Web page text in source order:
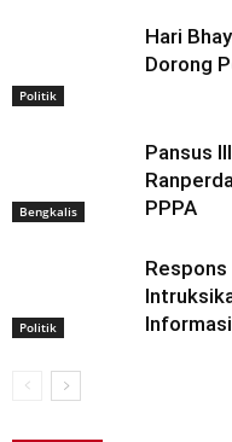
Politik
Hari
Dorong
Bengkalis
Pansus
PPPA
Politik
Respons